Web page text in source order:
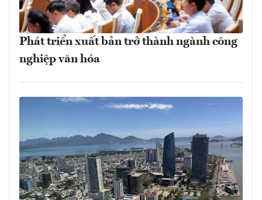
Phát triển xuất bản trở thành ngành công
nghiệp văn hóa